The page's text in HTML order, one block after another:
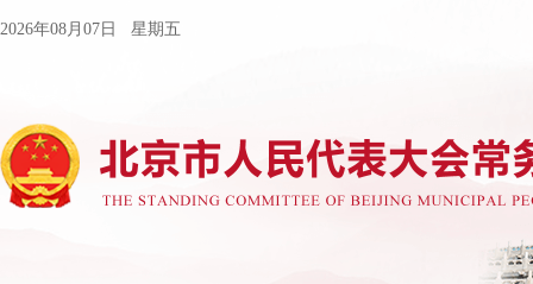
2026年08月07日 星期五